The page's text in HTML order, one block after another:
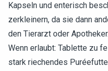
Kapseln und enterisch
zerkleinern, da sie dann
den Tierarzt oder Apotheker.
Wenn erlaubt: Tablette zu
stark riechendes